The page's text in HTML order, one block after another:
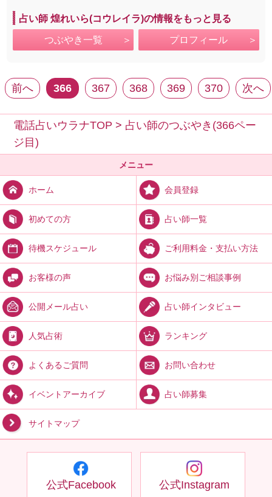
占い師 煌れいら(コウレイラ)の情報をもっと見る
つぶやき一覧 プロフィール
前へ 366 367 368 369 370 次へ
電話占いウラナTOP > 占い師のつぶやき(366ペー
ジ目)
メニュー
ホーム 会員登録
初めての方 占い師一覧
待機スケジュール ご利用料金・支払い方法
お客様の声 お悩み別ご相談事例
公開メール占い 占い師インタビュー
人気占術 ランキング
よくあるご質問 お問い合わせ
イベントアーカイブ 占い師募集
サイトマップ
公式Facebook 公式Instagram